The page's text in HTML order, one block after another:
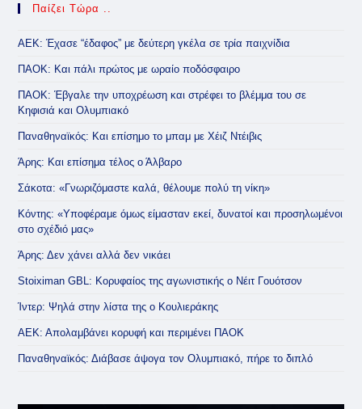
Παίζει Τώρα ..
ΑΕΚ: Έχασε “έδαφος” με δεύτερη γκέλα σε τρία παιχνίδια
ΠΑΟΚ: Και πάλι πρώτος με ωραίο ποδόσφαιρο
ΠΑΟΚ: Έβγαλε την υποχρέωση και στρέφει το βλέμμα του σε
Κηφισιά και Ολυμπιακό
Παναθηναϊκός: Και επίσημο το μπαμ με Χέιζ Ντέιβις
Άρης: Και επίσημα τέλος ο Άλβαρο
Σάκοτα: «Γνωριζόμαστε καλά, θέλουμε πολύ τη νίκη»
Κόντης: «Υποφέραμε όμως είμασταν εκεί, δυνατοί και προσηλωμένοι
στο σχέδιό μας»
Άρης: Δεν χάνει αλλά δεν νικάει
Stoiximan GBL: Κορυφαίος της αγωνιστικής ο Νέιτ Γουότσον
Ίντερ: Ψηλά στην λίστα της ο Κουλιεράκης
ΑΕΚ: Απολαμβάνει κορυφή και περιμένει ΠΑΟΚ
Παναθηναϊκός: Διάβασε άψογα τον Ολυμπιακό, πήρε το διπλό